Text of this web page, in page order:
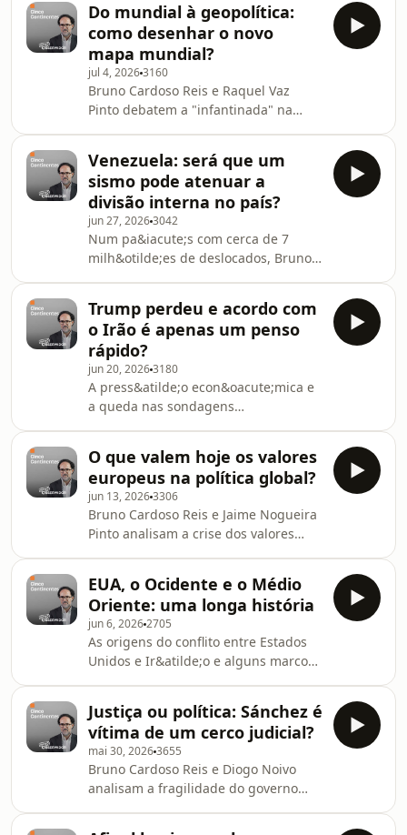
m&iacute;sseis. Ainda a fragilidade
do cessar-fogo no Ir&atilde;o e o risco
no Estreito de Ormuz.See
omnystudio.com/listener for privacy
information.
Do mundial à geopolítica:
como desenhar o novo
mapa mundial?
jul 4, 20263160
Bruno Cardoso Reis e Raquel Vaz
Pinto debatem a "infantinada" na
Venezuela. E ainda os sucessos e
erros da pol&iacute;tica externa
norte-americana.See
omnystudio.com/listener for privacy
information.
Venezuela: será que um
sismo pode atenuar a
divisão interna no país?
jun 27, 20263042
Num pa&iacute;s com cerca de 7
milh&otilde;es de deslocados, Bruno
solidez do Estado. Ainda a viragem
&agrave; direita na Am&eacute;rica
Latina e a crise no Reino Unido.See
omnystudio.com/listener for privacy
information.
Trump perdeu e acordo com
o Irão é apenas um penso
rápido?
jun 20, 20263180
A press&atilde;o econ&oacute;mica e
a queda nas sondagens
acredita que Trump apenas adiou o
problema nuclear sem resolver as
tens&otilde;es de fundo na
regi&atilde;o.See
omnystudio.com/listener for privacy
information.
O que valem hoje os valores
europeus na política global?
jun 13, 20263306
Bruno Cardoso Reis e Jaime Nogueira
Pinto analisam a crise dos valores
entre elites e massas e impacto das
pot&ecirc;ncias na pol&iacute;tica
internacional atualSee
omnystudio.com/listener for privacy
information.
EUA, o Ocidente e o Médio
Oriente: uma longa história
jun 6, 20262705
As origens do conflito entre Estados
Unidos e Ir&atilde;o e alguns marcos
por v&aacute;rios s&eacute;culos de
Hist&oacute;ria.See
omnystudio.com/listener for privacy
information.
Justiça ou política: Sánchez é
vítima de um cerco judicial?
mai 30, 20263655
Bruno Cardoso Reis e Diogo Noivo
analisam a fragilidade do governo